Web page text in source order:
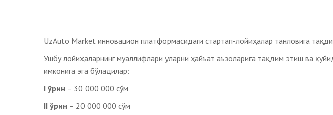
UzAuto Market инновацион платформасидаги стартап-лойиҳалар танловига
Ушбу лойиҳаларнинг муаллифлари уларни ҳайъат аъзоларига тақдим этиш ва
имконига эга бўладилар:
I ўрин – 30 000 000 сўм
II ўрин – 20 000 000 сўм